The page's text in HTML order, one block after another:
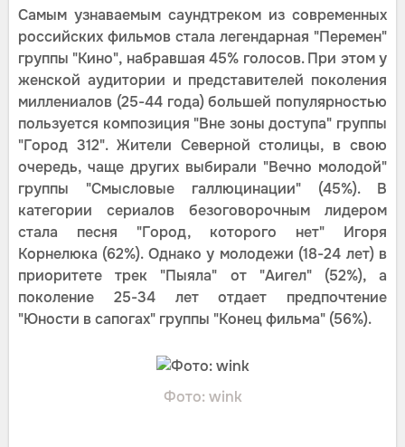
Самым узнаваемым саундтреком из современных
российских фильмов стала легендарная "Перемен"
группы "Кино", набравшая 45% голосов. При этом у
женской аудитории и представителей поколения
миллениалов (25-44 года) большей популярностью
пользуется композиция "Вне зоны доступа" группы
"Город 312". Жители Северной столицы, в свою
очередь, чаще других выбирали "Вечно молодой"
группы "Смысловые галлюцинации" (45%). В
категории сериалов безоговорочным лидером
стала песня "Город, которого нет" Игоря
Корнелюка (62%). Однако у молодежи (18-24 лет) в
приоритете трек "Пыяла" от "Аигел" (52%), а
поколение 25-34 лет отдает предпочтение
"Юности в сапогах" группы "Конец фильма" (56%).
Фото: wink